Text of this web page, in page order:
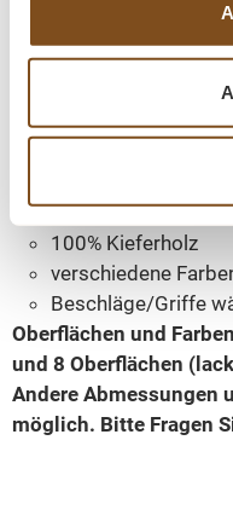
Abmessungen: H:
Außenfarbe - P039
Landhausstil
100% Kieferholz
verschiedene
Beschläge/Griffe
Oberflächen und
und 8 Oberflächen
Andere Abmessungen
möglich. Bitte Fragen